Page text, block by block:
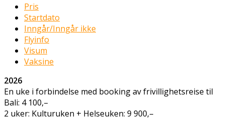
Pris
Startdato
Inngår/Inngår ikke
Flyinfo
Visum
Vaksine
2026
En uke i forbindelse med booking av frivillighetsreise til
Bali: 4 100,–
2 uker: Kulturuken + Helseuken: 9 900,–